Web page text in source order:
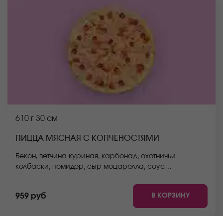
610 г 30 см
ПИЦЦА МЯСНАЯ С КОПЧЕНОСТЯМИ
Бекон, ветчина куриная, карбонад, охотничьи
колбаски, помидор, сыр моцарелла, соус
959 руб В КОРЗИНУ